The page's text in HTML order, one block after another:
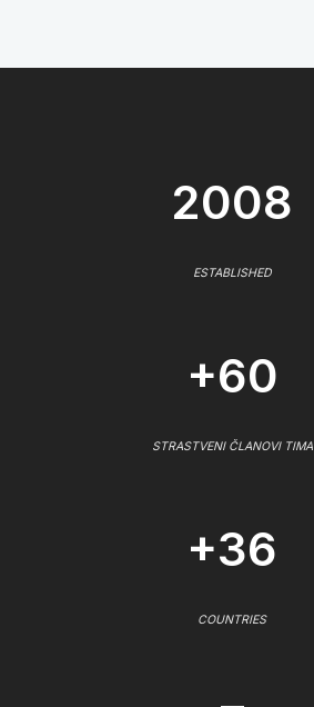
2008
ESTABLISHED
+60
STRASTVENI ČLANOVI TIMA
+36
COUNTRIES